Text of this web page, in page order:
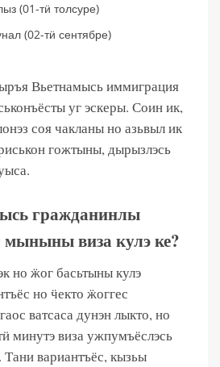
(01-тӥ толсуре)
(02-тӥ сентябре)
Вьетнамысь иммиграция
уг эскеры. Соин ик,
соя чакланы но азьвыл ик
гожтыны, дырызлэсь
гражданинлы
мыныны виза кулэ ке?
но ӝог басьтыны кулэ
но ӵекто ӝоггес
ватсаса дунэн лыкто, но
минутэ виза ужпумъёслэсь
вариантъёс, кызьы